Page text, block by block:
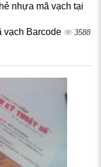
nhựa mã vạch tại
vạch Barcode 3588